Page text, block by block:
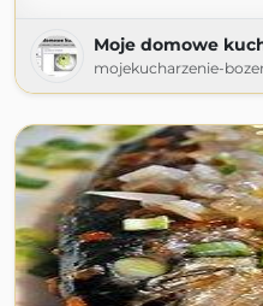
Moje domowe
mojekucharzenie-